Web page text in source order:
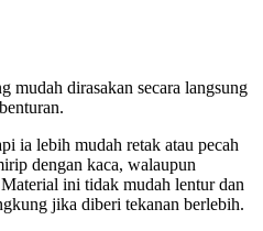
mudah dirasakan secara langsung
ia lebih mudah retak atau pecah
dengan kaca, walaupun
ini tidak mudah lentur dan
jika diberi tekanan berlebih.